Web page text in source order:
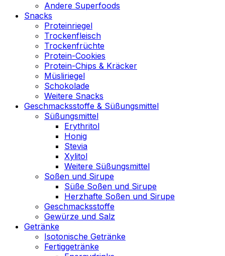
Andere Superfoods
Snacks
Proteinriegel
Trockenfleisch
Trockenfrüchte
Protein-Cookies
Protein-Chips & Kräcker
Müsliriegel
Schokolade
Weitere Snacks
Geschmacksstoffe & Süßungsmittel
Süßungsmittel
Erythritol
Honig
Stevia
Xylitol
Weitere Süßungsmittel
Soßen und Sirupe
Süße Soßen und Sirupe
Herzhafte Soßen und Sirupe
Geschmacksstoffe
Gewürze und Salz
Getränke
Isotonische Getränke
Fertiggetränke